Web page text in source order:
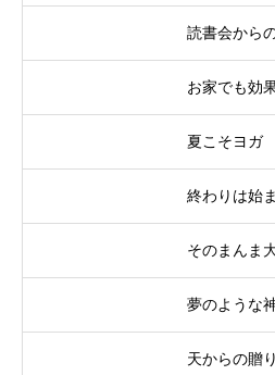
読書会から
お家でも効
夏こそヨガ
終わりは始
そのまんま
夢のような
天からの贈